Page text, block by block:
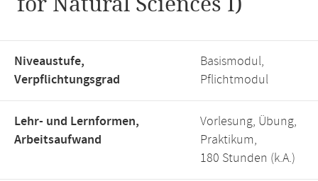
Niveaustufe,
Verpflichtungsgrad
Basismodul,
Pflichtmodul
Lehr- und Lernformen,
Arbeitsaufwand
Vorlesung, Übung,
Praktikum,
180 Stunden (k.A.)